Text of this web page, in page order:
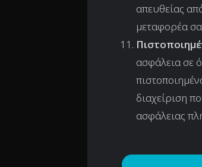
απευθείας
μεταφορέα
ασφάλεια σε
διαχείριση
ασφάλειας